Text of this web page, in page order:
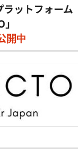
ラットフォーム
開中